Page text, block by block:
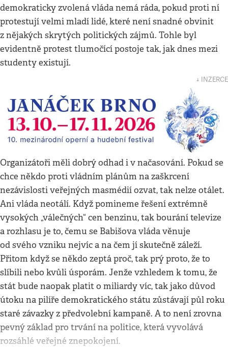
demokraticky zvolená vláda nemá ráda, pokud proti ní
protestují velmi mladí lidé, které není snadné obvinit
z nějakých skrytých politických zájmů. Tohle byl
evidentně protest tlumočící postoje tak, jak dnes mezi
studenty existují.
↓ INZERCE
Organizátoři měli dobrý odhad i v načasování. Pokud se
chce někdo proti vládním plánům na zaškrcení
nezávislosti veřejných masmédií ozvat, tak nelze otálet.
Ani vláda neotálí. Když pomineme řešení extrémně
vysokých „válečných“ cen benzinu, tak bourání televize
a rozhlasu je to, čemu se Babišova vláda věnuje
od svého vzniku nejvíc a na čem jí skutečně záleží.
Přitom když se někdo zeptá proč, tak prý proto, že to
slíbili nebo kvůli úsporám. Jenže vzhledem k tomu, že
stát bude naopak platit o miliardy víc, tak jako důvod
útoku na pilíře demokratického státu zůstávají půl roku
staré závazky z předvolební kampaně. A to není zrovna
pevný základ pro trvání na politice, která vyvolává
rozsáhlé veřejné znepokojení.